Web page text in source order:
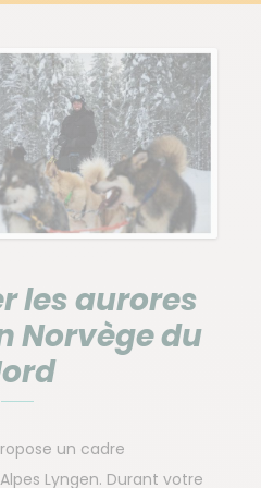
les aurores
Norvège du
un cadre
Lyngen. Durant votre